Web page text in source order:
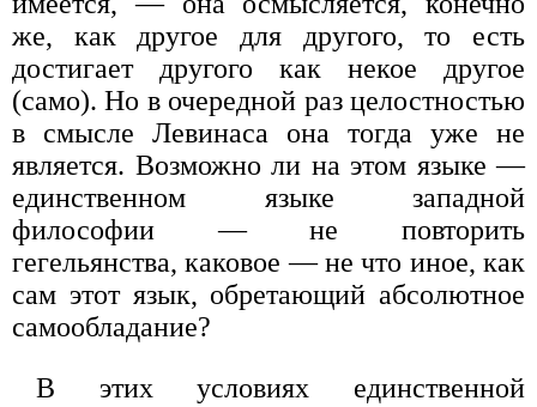
же, как другое для другого, то есть
достигает другого как некое другое
(само). Но в очередной раз целостностью
в смысле Левинаса она тогда уже не
является. Возможно ли на этом языке —
единствен­ном языке западной
философии — не повторить
гегельянства, како­вое — не что иное, как
сам этот язык, обретающий абсолютное
само­обладание?
В этих условиях единственной